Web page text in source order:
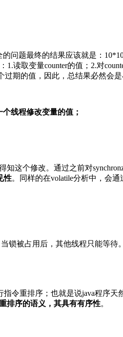
问题最终的结果应该就是：
读取变量counter的值；2.对
期的值，因此，总结果必然会是
线程修改变量的值；
这个修改。通过之前对
性。同样的在volatile分析中，会
锁被占用后，其他线程只能等
令重排序；也就是说java程序天
排序的语义，其具有有序性。